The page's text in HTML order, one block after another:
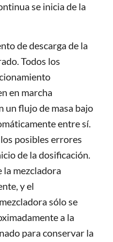
se inicia de la
de descarga de la
Todos los
en marcha
un flujo de masa bajo
entre sí.
posibles errores
de la dosificación.
la mezcladora
y el
sólo se
a la
para conservar la